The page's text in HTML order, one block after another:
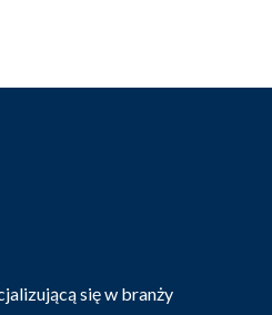
się w branży